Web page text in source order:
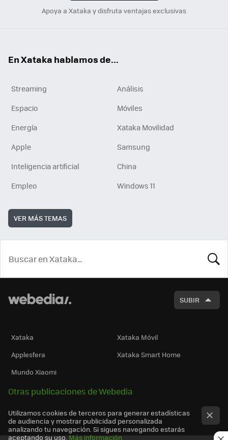
Apoya a Xataka y disfruta ventajas exclusivas
En Xataka hablamos de...
Streaming
Análisis
Espacio
Móviles
Energía
Xataka Movilidad
Apple
Samsung
Inteligencia artificial
China
Empleo
Windows 11
VER MÁS TEMAS
SUBIR
Xataka
Xataka Móvil
Applesfera
Xataka Smart Home
Mundo Xiaomi
Otras publicaciones de Webedia
Utilizamos cookies de terceros para generar estadísticas
de audiencia y mostrar publicidad personalizada
analizando tu navegación. Si sigues navegando estarás
aceptando su uso. Más información